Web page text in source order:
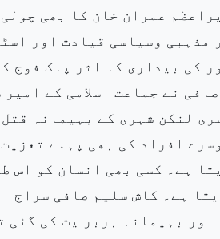
عمران خان کا بھی
مذہبی وسیاسی قیادت اور
کی بیداری کا اثر پاک فوج
نے جماعت اسلامی کے
لنکن شہری کے بہیمانہ
افراد کی بھی پہلے
ہے۔ کسی بھی انسان کو اس
ہے۔ کاش سلیم صافی سراج
بہیمانہ بربر یت کی